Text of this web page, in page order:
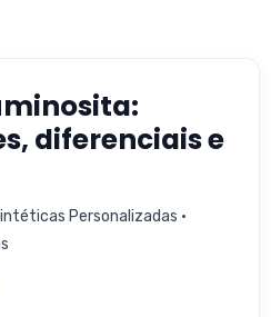
diferenciais e
Personalizadas •